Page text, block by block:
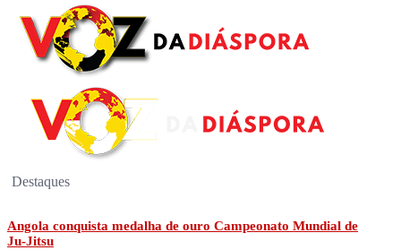
Destaques
Angola conquista medalha de ouro Campeonato Mundial de
Ju-Jitsu